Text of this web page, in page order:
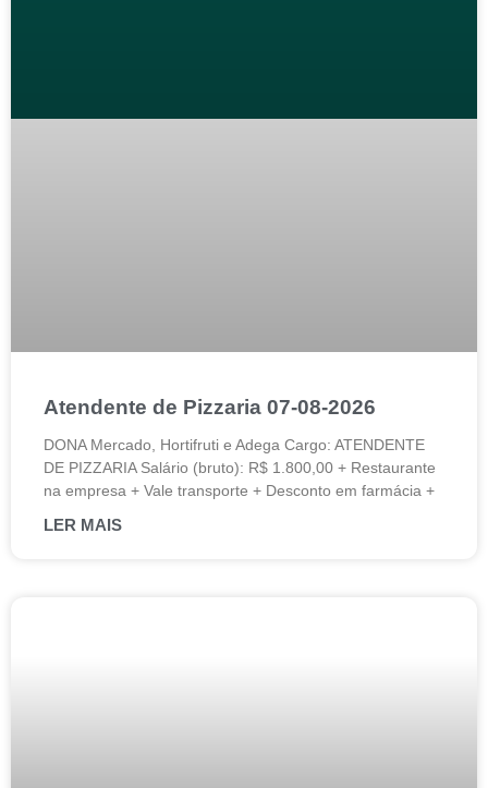
Atendente de Pizzaria 07-08-2026
DONA Mercado, Hortifruti e Adega Cargo: ATENDENTE
DE PIZZARIA Salário (bruto): R$ 1.800,00 + Restaurante
na empresa + Vale transporte + Desconto em farmácia +
LER MAIS